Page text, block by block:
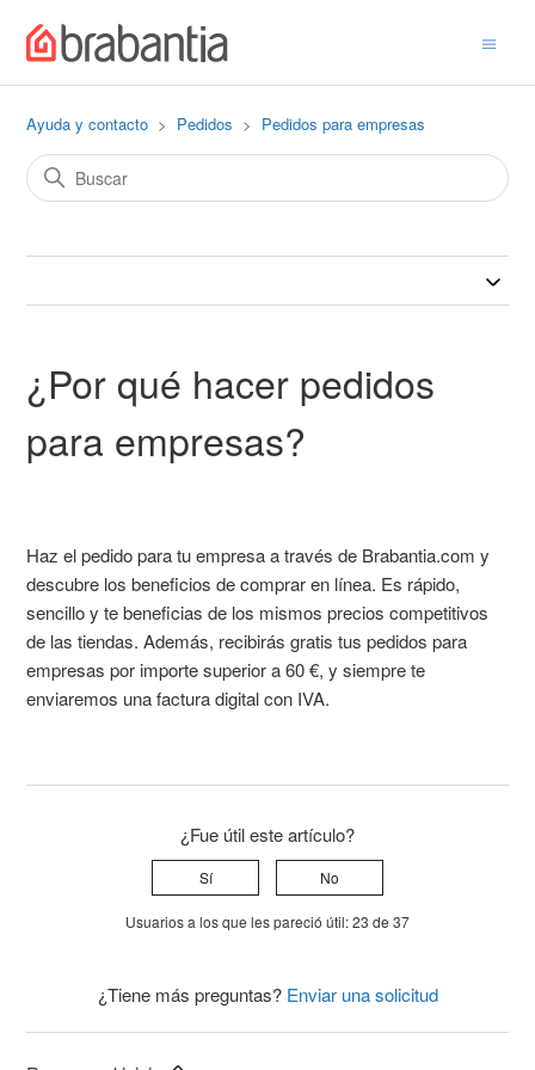
Ayuda y contacto Pedidos Pedidos para empresas
¿Por qué hacer pedidos
para empresas?
Haz el pedido para tu empresa a través de Brabantia.com y
descubre los beneficios de comprar en línea. Es rápido,
sencillo y te beneficias de los mismos precios competitivos
de las tiendas. Además, recibirás gratis tus pedidos para
empresas por importe superior a 60 €, y siempre te
enviaremos una factura digital con IVA.
¿Fue útil este artículo?
Sí No
Usuarios a los que les pareció útil: 23 de 37
¿Tiene más preguntas? Enviar una solicitud